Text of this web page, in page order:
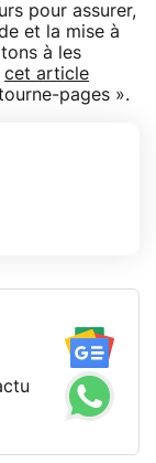
pour assurer,
et la mise à
à les
cet article
pages ».